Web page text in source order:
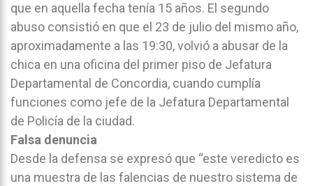
que en aquella fecha tenía 15 años. El segundo
abuso consistió en que el 23 de julio del mismo año,
aproximadamente a las 19:30, volvió a abusar de la
chica en una oficina del primer piso de Jefatura
Departamental de Concordia, cuando cumplía
funciones como jefe de la Jefatura Departamental
de Policía de la ciudad.
Falsa denuncia
Desde la defensa se expresó que “este veredicto es
una muestra de las falencias de nuestro sistema de